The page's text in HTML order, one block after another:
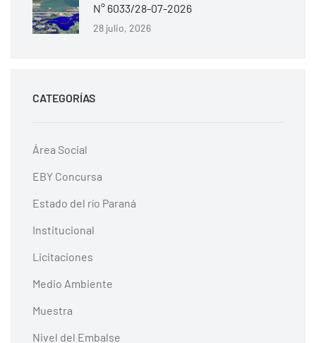
N° 6033/28-07-2026
28 julio, 2026
CATEGORÍAS
Área Social
EBY Concursa
Estado del río Paraná
Institucional
Licitaciones
Medio Ambiente
Muestra
Nivel del Embalse